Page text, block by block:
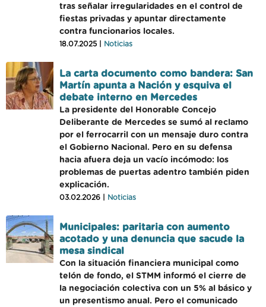
tras señalar irregularidades en el control de
fiestas privadas y apuntar directamente
contra funcionarios locales.
18.07.2025 | Noticias
La carta documento como bandera: San
Martín apunta a Nación y esquiva el
debate interno en Mercedes
La presidente del Honorable Concejo
Deliberante de Mercedes se sumó al reclamo
por el ferrocarril con un mensaje duro contra
el Gobierno Nacional. Pero en su defensa
hacia afuera deja un vacío incómodo: los
problemas de puertas adentro también piden
explicación.
03.02.2026 | Noticias
Municipales: paritaria con aumento
acotado y una denuncia que sacude la
mesa sindical
Con la situación financiera municipal como
telón de fondo, el STMM informó el cierre de
la negociación colectiva con un 5% al básico y
un presentismo anual. Pero el comunicado